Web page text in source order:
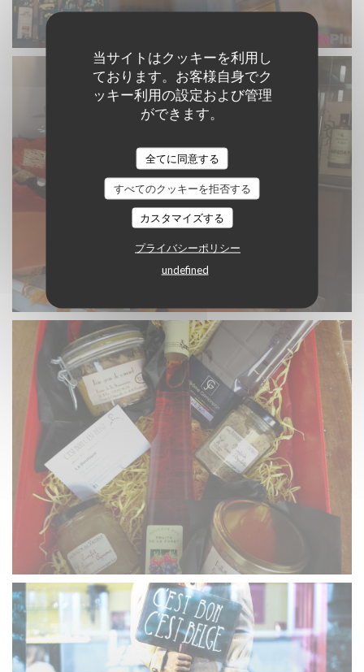
当サイトはクッキーを利用し
ております。お客様自身でク
ッキー利用の設定および管理
ができます。
全てに同意する
すべてのクッキーを拒否する
カスタマイズする
プライバシーポリシー
undefined